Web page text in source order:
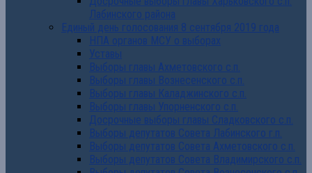
Лабинского района
Единый день голосования 8 сентября 2019 года
НПА органов МСУ о выборах
Уставы
Выборы главы Ахметовского с.п.
Выборы главы Вознесенского с.п.
Выборы главы Каладжинского с.п.
Выборы главы Упорненского с.п.
Досрочные выборы главы Сладковского с.п.
Выборы депутатов Совета Лабинского г.п.
Выборы депутатов Совета Ахметовского с.п.
Выборы депутатов Совета Владимирского с.п.